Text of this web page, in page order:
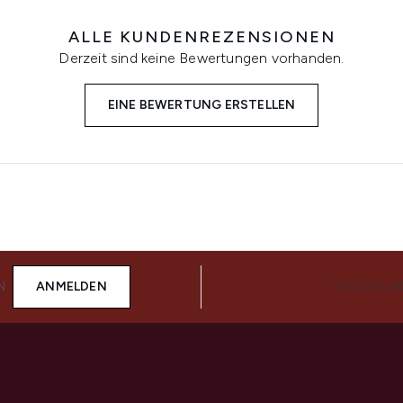
ALLE KUNDENREZENSIONEN
Derzeit sind keine Bewertungen vorhanden.
EINE BEWERTUNG ERSTELLEN
ANMELDEN FOLGE